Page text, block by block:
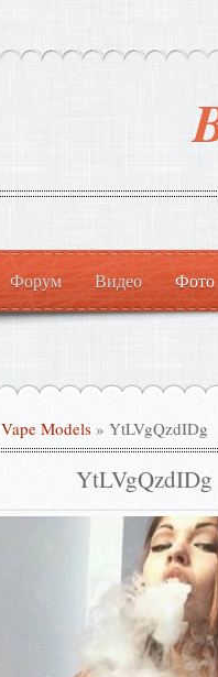
Форум Видео Фото
Vape Models » YtLVgQzdIDg
YtLVgQzdIDg